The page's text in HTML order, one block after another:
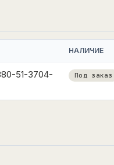
НАЛИЧИЕ
51-3704-
Под заказ